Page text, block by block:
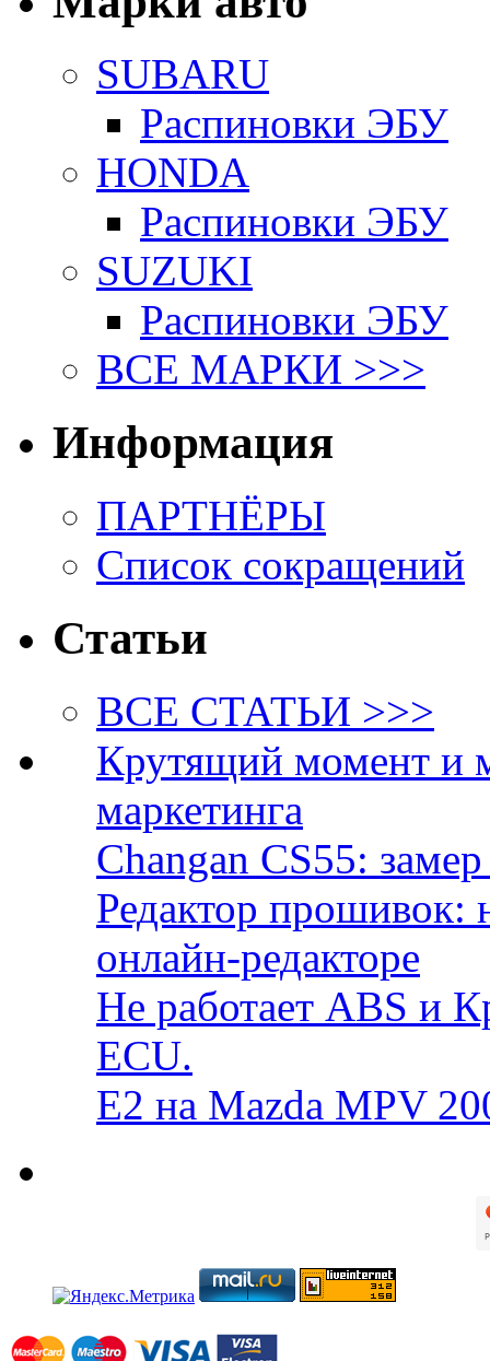
SUBARU
Распиновки ЭБУ
HONDA
Распиновки ЭБУ
SUZUKI
Распиновки ЭБУ
ВСЕ МАРКИ >>>
Информация
ПАРТНЁРЫ
Список сокращений
Статьи
ВСЕ СТАТЬИ >>>
Крутящий момент и
маркетинга
Changan CS55:
Редактор прошивок:
онлайн-редакторе
Не работает ABS и
ECU.
E2 на Mazda MPV